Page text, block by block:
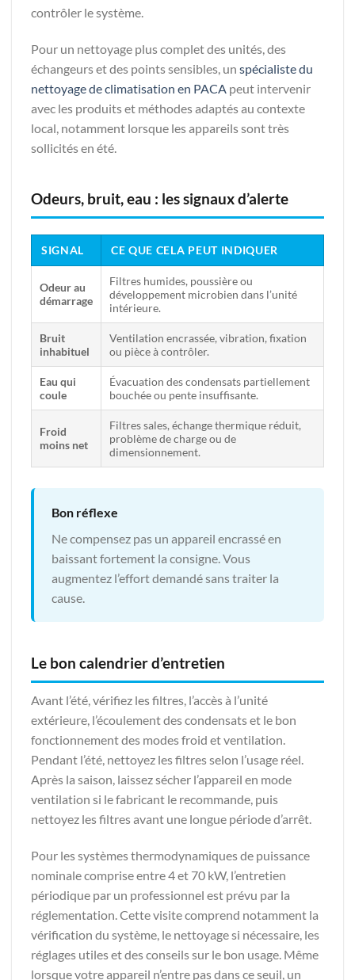
contrôler le système.
Pour un nettoyage plus complet des unités, des
échangeurs et des points sensibles, un spécialiste du
nettoyage de climatisation en PACA peut intervenir
avec les produits et méthodes adaptés au contexte
local, notamment lorsque les appareils sont très
sollicités en été.
Odeurs, bruit, eau : les signaux d’alerte
SIGNAL CE QUE CELA PEUT INDIQUER
Odeur au
démarrage
Filtres humides, poussière ou
développement microbien dans l’unité
intérieure.
Bruit
inhabituel
Ventilation encrassée, vibration, fixation
ou pièce à contrôler.
Eau qui
coule
Évacuation des condensats partiellement
bouchée ou pente insuffisante.
Froid
moins net
Filtres sales, échange thermique réduit,
problème de charge ou de
dimensionnement.
Bon réflexe
Ne compensez pas un appareil encrassé en
baissant fortement la consigne. Vous
augmentez l’effort demandé sans traiter la
cause.
Le bon calendrier d’entretien
Avant l’été, vérifiez les filtres, l’accès à l’unité
extérieure, l’écoulement des condensats et le bon
fonctionnement des modes froid et ventilation.
Pendant l’été, nettoyez les filtres selon l’usage réel.
Après la saison, laissez sécher l’appareil en mode
ventilation si le fabricant le recommande, puis
nettoyez les filtres avant une longue période d’arrêt.
Pour les systèmes thermodynamiques de puissance
nominale comprise entre 4 et 70 kW, l’entretien
périodique par un professionnel est prévu par la
réglementation. Cette visite comprend notamment la
vérification du système, le nettoyage si nécessaire, les
réglages utiles et des conseils sur le bon usage. Même
lorsque votre appareil n’entre pas dans ce seuil, un